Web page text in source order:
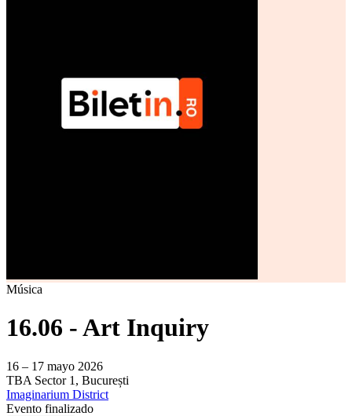
Música
16.06 - Art Inquiry
16 – 17 mayo 2026
TBA Sector 1, București
Imaginarium District
Evento finalizado